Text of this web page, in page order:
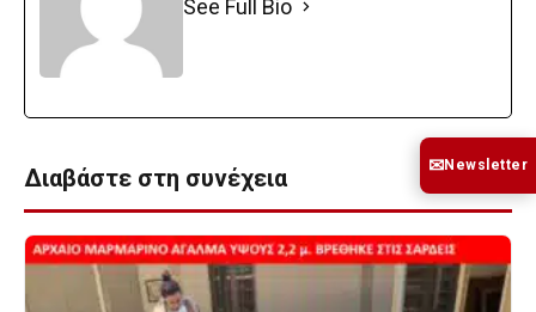
See Full Bio
Διαβάστε στη συνέχεια ✉Newsletter